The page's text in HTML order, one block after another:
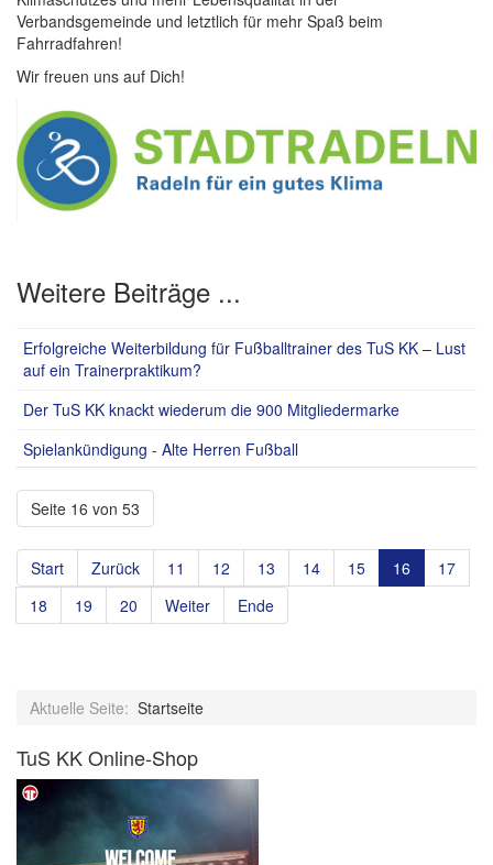
Verbandsgemeinde und letztlich für mehr Spaß beim
Fahrradfahren!
Wir freuen uns auf Dich!
Weitere Beiträge ...
Erfolgreiche Weiterbildung für Fußballtrainer des TuS KK – Lust
auf ein Trainerpraktikum?
Der TuS KK knackt wiederum die 900 Mitgliedermarke
Spielankündigung - Alte Herren Fußball
Seite 16 von 53
Start Zurück 11 12 13 14 15 16
17
18
19 20 Weiter Ende
Aktuelle Seite: Startseite
TuS KK Online-Shop